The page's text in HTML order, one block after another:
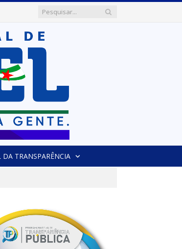
DA TRANSPARÊNCIA